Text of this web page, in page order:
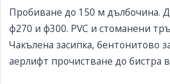
Пробиване до 150 м дълбочина.
ф270 и ф300. PVC и стоманени
Чакълена засипка, бентонитово
аерлифт прочистване до бистра